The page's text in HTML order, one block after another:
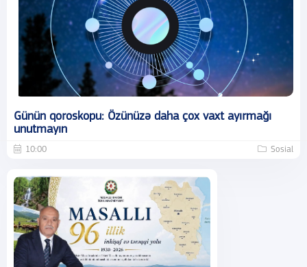
Günün qoroskopu: Özünüzə daha çox vaxt ayırmağı
unutmayın
10:00 Sosial